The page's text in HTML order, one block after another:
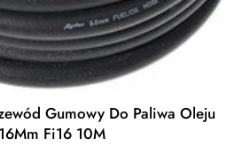
Gumowy Do Paliwa Oleju
16Mm Fi16 10M